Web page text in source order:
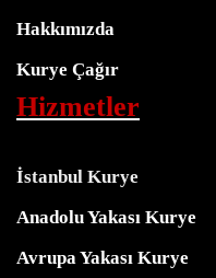
Hakkımızda
Kurye Çağır
Hizmetler
İstanbul Kurye
Anadolu Yakası Kurye
Avrupa Yakası Kurye